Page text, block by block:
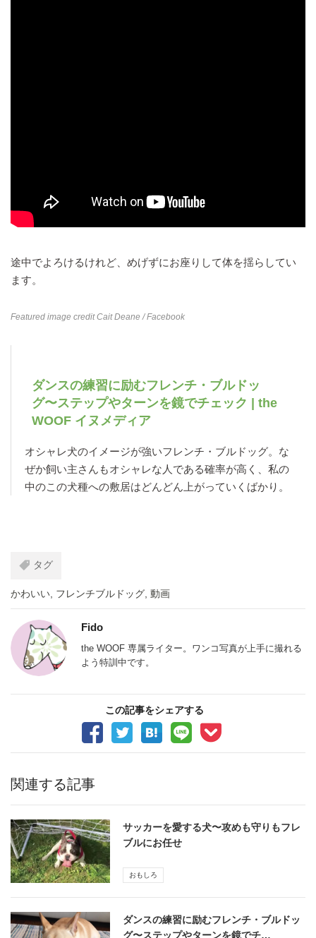
途中でよろけるけれど、めげずにお座りして体を揺らしてい
ます。
Featured image creditCait Deane/ Facebook
ダンスの練習に励むフレンチ・ブルドッ
グ〜ステップやターンを鏡でチェック | the
WOOF イヌメディア
オシャレ犬のイメージが強いフレンチ・ブルドッグ。な
ぜか飼い主さんもオシャレな人である確率が高く、私の
中のこの犬種への敷居はどんどん上がっていくばかり。
タグ
かわいい, フレンチブルドッグ, 動画
Fido
the WOOF 専属ライター。ワンコ写真が上手に撮れる
よう特訓中です。
この記事をシェアする
関連する記事
サッカーを愛する犬〜攻めも守りもフレ
ブルにお任せ
おもしろ
ダンスの練習に励むフレンチ・ブルドッ
グ〜ステップやターンを鏡でチ…